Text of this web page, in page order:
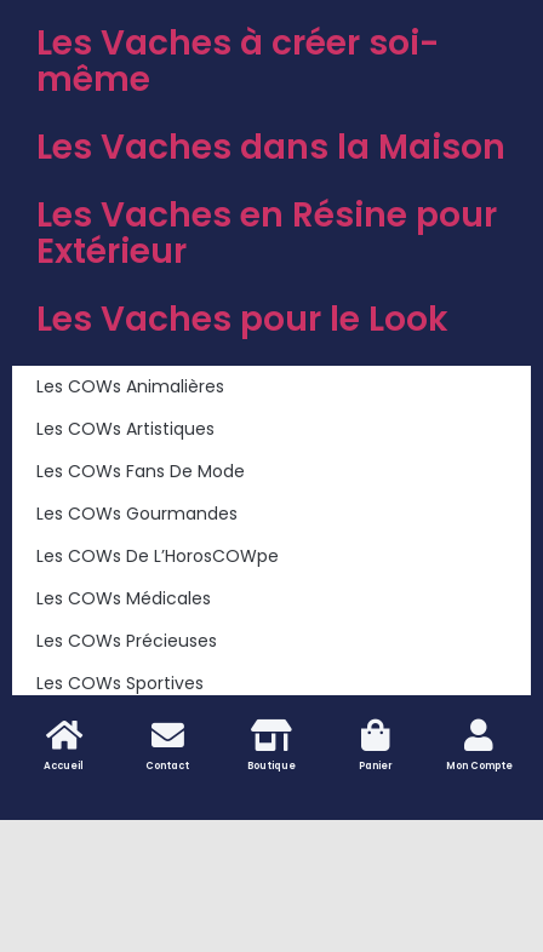
Accueil Contact Boutique Panier Mon Compte
Les Vaches à créer soi-
même
Les Vaches dans la Maison
Les Vaches en Résine pour
Extérieur
Les Vaches pour le Look
Les COWs Animalières
Les COWs Artistiques
Les COWs Fans De Mode
Les COWs Gourmandes
Les COWs De L’HorosCOWpe
Les COWs Médicales
Les COWs Précieuses
Les COWs Sportives
Les COWs Végétales
Les COWs Voyageuses